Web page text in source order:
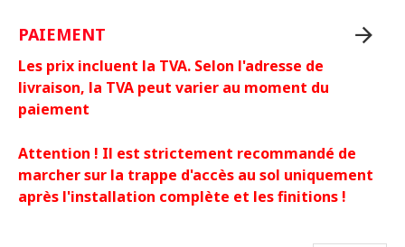
PAIEMENT
Les prix incluent la TVA. Selon l'adresse de
livraison, la TVA peut varier au moment du
paiement
Attention ! Il est strictement recommandé de
marcher sur la trappe d'accès au sol uniquement
après l'installation complète et les finitions !